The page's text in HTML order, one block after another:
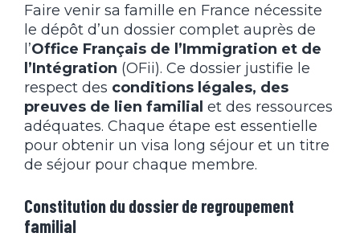
Faire venir sa famille en France nécessite
le dépôt d’un dossier complet auprès de
l’Office Français de l’Immigration et de
l’Intégration (OFii). Ce dossier justifie le
respect des conditions légales, des
preuves de lien familial et des ressources
adéquates. Chaque étape est essentielle
pour obtenir un visa long séjour et un titre
de séjour pour chaque membre.
Constitution du dossier de regroupement
familial